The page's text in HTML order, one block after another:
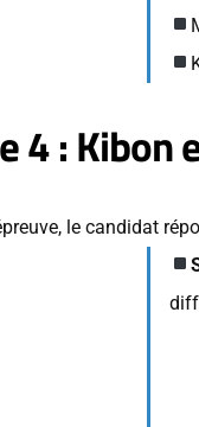
4 : Kibon
le candidat